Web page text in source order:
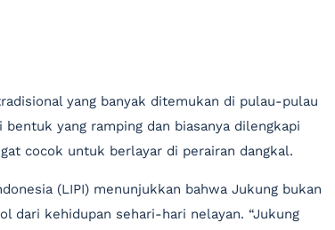
yang banyak ditemukan di pulau-pulau
yang ramping dan biasanya dilengkapi
cocok untuk berlayar di perairan dangkal.
(LIPI) menunjukkan bahwa Jukung bukan
dari kehidupan sehari-hari nelayan. “Jukung